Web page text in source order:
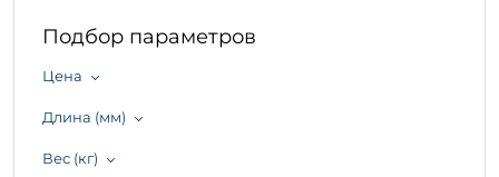
Подбор параметров
Цена
Длина (мм)
Вес (кг)